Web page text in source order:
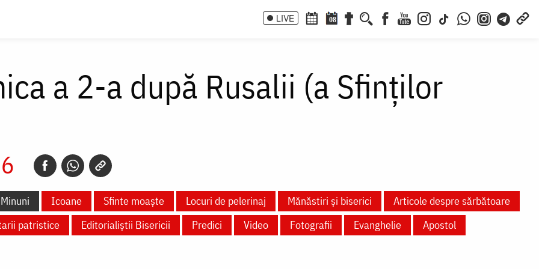
LIVE 08
a 2-a după Rusalii (a Sfinților
Minuni Icoane Sfinte moaște Locuri de pelerinaj Mănăstiri și biserici
Articole despre sărbătoare
patristice Editorialiștii Bisericii Predici Video Fotografii Evanghelie Apostol